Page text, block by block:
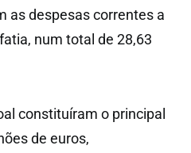
as despesas correntes a
num total de 28,63
constituíram o principal
de euros,